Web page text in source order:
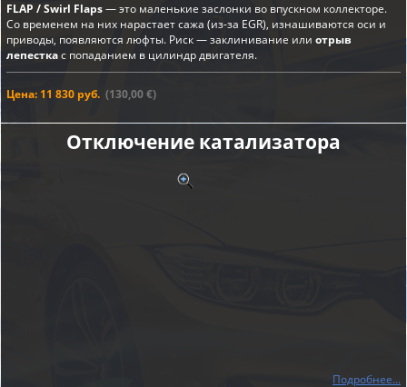
FLAP / Swirl Flaps— это маленькие заслонки во впускном коллекторе.
Со временем на них нарастает сажа (из-за EGR), изнашиваются оси и
приводы, появляются люфты. Риск — заклинивание или отрыв
лепесткас попаданием в цилиндр двигателя.
Цена: 11 830 руб. (130,00 €)
Отключение катализатора
Подробнее...